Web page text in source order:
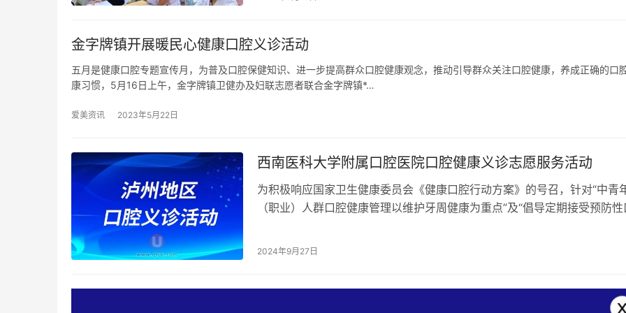
金字牌镇开展暖民心健康口腔义诊活动
五月是健康口腔专题宣传月，为普及口腔保健知识、进一步提高群众口腔健康观念，推动引导群众关注口腔健康，养成正确的口
康习惯，5月16日上午，金字牌镇卫健办及妇联志愿者联合金字牌镇*…
爱美资讯 2023年5月22日
西南医科大学附属口腔医院口腔健康义诊志愿服务活动
为积极响应国家卫生健康委员会《健康口腔行动方案》的号召，针对“中青
（职业）人群口腔健康管理以维护牙周健康为重点”及“倡导定期接受预防性
2024年9月27日